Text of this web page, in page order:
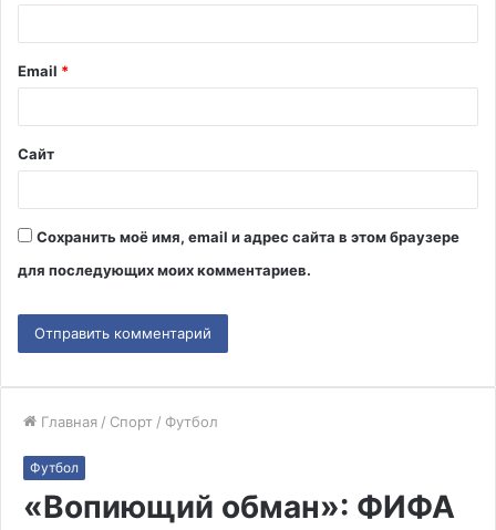
й
*
Email *
Сайт
Сохранить моё имя, email и адрес сайта в этом браузере
для последующих моих комментариев.
Главная / Спорт / Футбол
Футбол
«Вопиющий обман»: ФИФА